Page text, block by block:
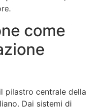
come
pilastro centrale della
Dai sistemi di